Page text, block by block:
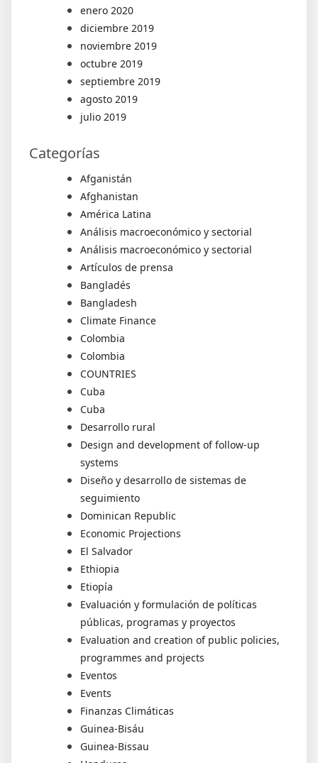
enero 2020
diciembre 2019
noviembre 2019
octubre 2019
septiembre 2019
agosto 2019
julio 2019
Categorías
Afganistán
Afghanistan
América Latina
Análisis macroeconómico y sectorial
Análisis macroeconómico y sectorial
Artículos de prensa
Bangladés
Bangladesh
Climate Finance
Colombia
Colombia
COUNTRIES
Cuba
Cuba
Desarrollo rural
Design and development of follow-up
systems
Diseño y desarrollo de sistemas de
seguimiento
Dominican Republic
Economic Projections
El Salvador
Ethiopia
Etiopía
Evaluación y formulación de políticas
públicas, programas y proyectos
Evaluation and creation of public policies,
programmes and projects
Eventos
Events
Finanzas Climáticas
Guinea-Bisáu
Guinea-Bissau